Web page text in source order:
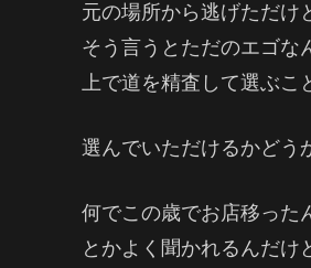
元の場所から逃げただけ
そう言うとただのエゴな
上で道を精査して選ぶこ
選んでいただけるかどう
何でこの歳でお店移った
とかよく聞かれるんだけ